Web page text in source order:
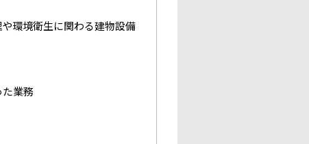
環境衛生に関わる建物設備
業務